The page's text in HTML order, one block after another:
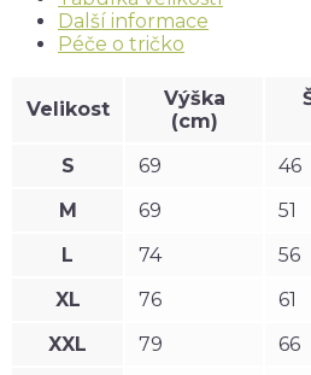
Další informace
Péče o tričko
Velikost
Výška
(cm)
S
69
46
M
69
51
L
74
56
XL
76
61
XXL
79 66